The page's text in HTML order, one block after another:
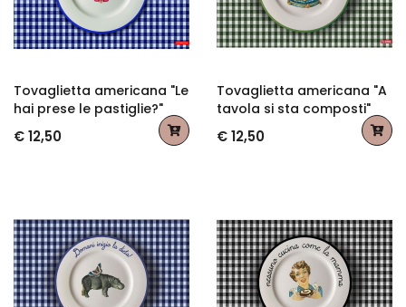
Tovaglietta americana "Le
hai prese le pastiglie?"
€ 12,50
Tovaglietta americana "A
tavola si sta composti"
€ 12,50